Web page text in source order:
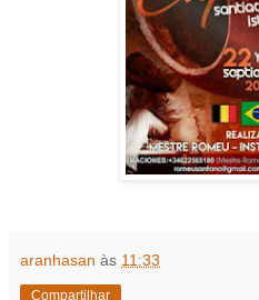
aranhasan às 11:33
Compartilhar